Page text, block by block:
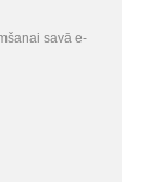
savā e-